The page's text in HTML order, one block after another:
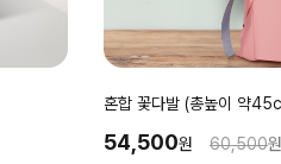
혼합 꽃다발 (총높이 약
54,500원 60,500원